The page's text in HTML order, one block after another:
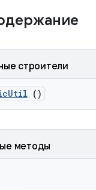
строители
Util ()
методы